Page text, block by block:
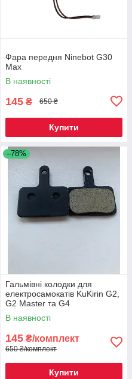
Фара передня Ninebot G30
Max
В наявності
145 ₴ 650 ₴
Купити
–78%
Гальмівні колодки для
електросамокатів KuKirin G2,
G2 Master та G4
В наявності
145 ₴/комплект
650 ₴/комплект
Купити